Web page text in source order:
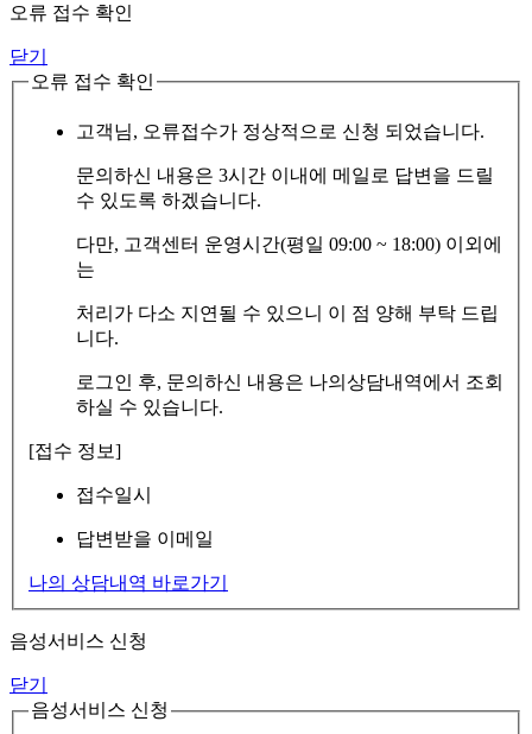
오류 접수 확인
닫기
오류 접수 확인
고객님, 오류접수가 정상적으로 신청 되었습니다.
문의하신 내용은 3시간 이내에 메일로 답변을 드릴
수 있도록 하겠습니다.
다만, 고객센터 운영시간(평일 09:00 ~ 18:00) 이외에
는
처리가 다소 지연될 수 있으니 이 점 양해 부탁 드립
니다.
로그인 후, 문의하신 내용은 나의상담내역에서 조회
하실 수 있습니다.
[접수 정보]
접수일시
답변받을 이메일
나의 상담내역 바로가기
음성서비스 신청
닫기
음성서비스 신청